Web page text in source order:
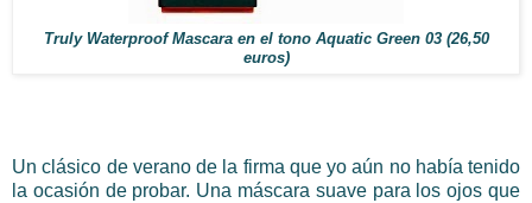
Truly Waterproof Mascara en el tono Aquatic Green 03 (26,50
euros)
Un clásico de verano de la firma que yo aún no había tenido
la ocasión de probar. Una máscara suave para los ojos que